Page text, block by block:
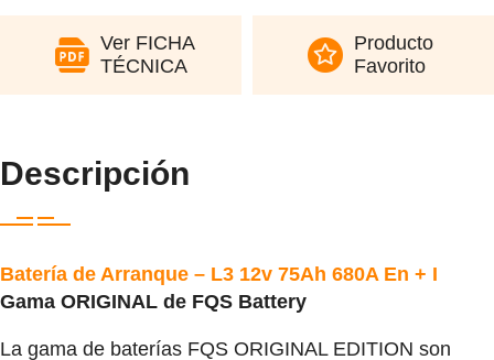
Ver FICHA
TÉCNICA
Producto
Favorito
Descripción
Batería de Arranque – L3 12v 75Ah 680A En + I
Gama ORIGINAL de FQS Battery
La gama de baterías FQS ORIGINAL EDITION son